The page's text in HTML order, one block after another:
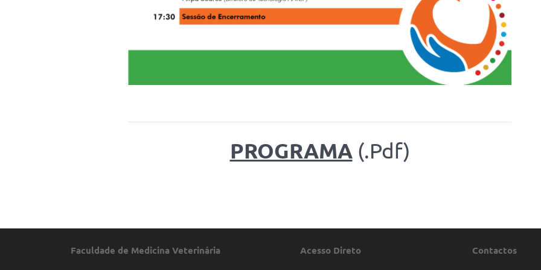
PROGRAMA(.Pdf)
Faculdade de Medicina Veterinária Acesso Direto Contactos